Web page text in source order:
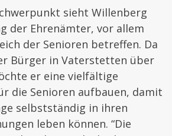
sieht Willenberg
der Ehrenämter, vor allem
der Senioren betreffen. Da
Bürger in Vaterstetten über
er eine vielfältige
die Senioren aufbauen, damit
selbstständig in ihren
leben können. “Die